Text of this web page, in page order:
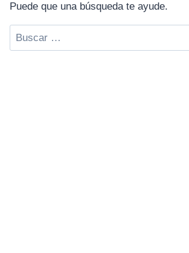
Puede que una búsqueda te ayude.